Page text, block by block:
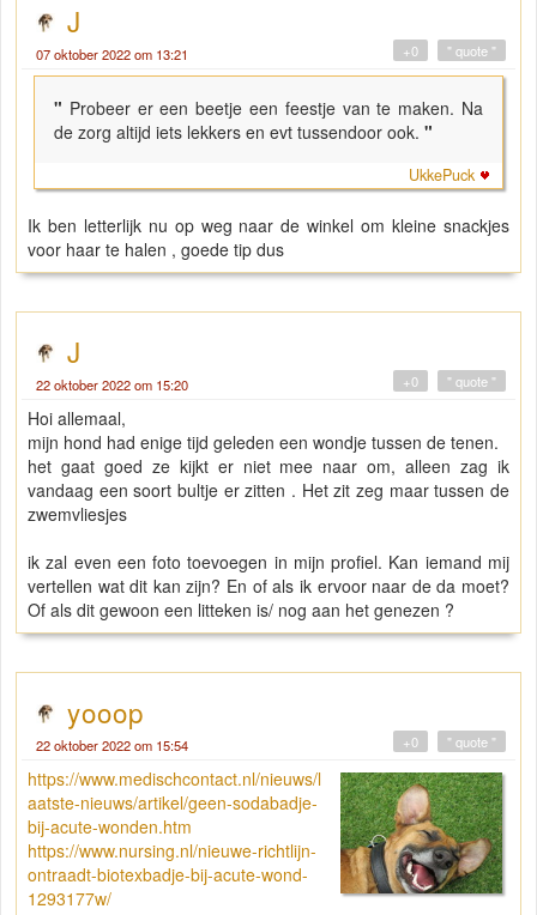
J
07 oktober 2022 om 13:21 " quote "
+0
" Probeer er een beetje een feestje van te maken. Na
de zorg altijd iets lekkers en evt tussendoor ook. "
UkkePuck
Ik ben letterlijk nu op weg naar de winkel om kleine snackjes
voor haar te halen , goede tip dus
J
22 oktober 2022 om 15:20 " quote "
+0
Hoi allemaal,
mijn hond had enige tijd geleden een wondje tussen de tenen.
het gaat goed ze kijkt er niet mee naar om, alleen zag ik
vandaag een soort bultje er zitten . Het zit zeg maar tussen de
zwemvliesjes
ik zal even een foto toevoegen in mijn profiel. Kan iemand mij
vertellen wat dit kan zijn? En of als ik ervoor naar de da moet?
Of als dit gewoon een litteken is/ nog aan het genezen ?
yooop
22 oktober 2022 om 15:54 " quote "
+0
https://www.medischcontact.nl/nieuws/l
aatste-nieuws/artikel/geen-sodabadje-
bij-acute-wonden.htm
https://www.nursing.nl/nieuwe-richtlijn-
ontraadt-biotexbadje-bij-acute-wond-
1293177w/